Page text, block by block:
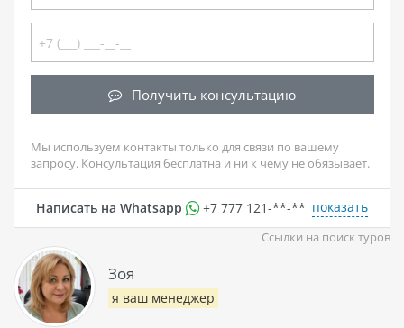
Получить консультацию
Мы используем контакты только для связи по вашему
запросу. Консультация бесплатна и ни к чему не обязывает.
Написать на Whatsapp +7 777 121-**-** показать
Ссылки на поиск туров
Зоя
я ваш менеджер